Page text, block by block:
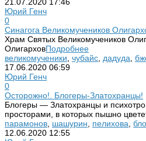
Юрий Генч
0
Синагога Великомучеников
Храм Святых Великомучеников
ОлигарховПодробнее
великомученики чубайс дадуда
17.06.2020 06:59
Юрий Генч
0
Осторожно!. Блогеры-Златохранцы!
Блогеры — Златохранцы и
просторами, в которых пышно
парамонов шашурин пелихова
12.06.2020 12:55